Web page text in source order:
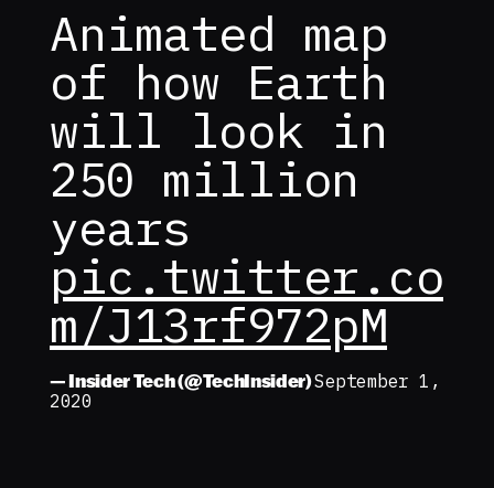
Animated map
of how Earth
will look in
250 million
years
pic.twitter.co
m/J13rf972pM
— Insider Tech (@TechInsider)September 1,
2020